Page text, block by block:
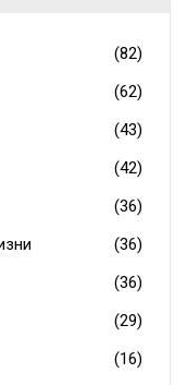
(82)
(62)
(43)
(42)
(36)
(36)
(36)
(29)
(16)